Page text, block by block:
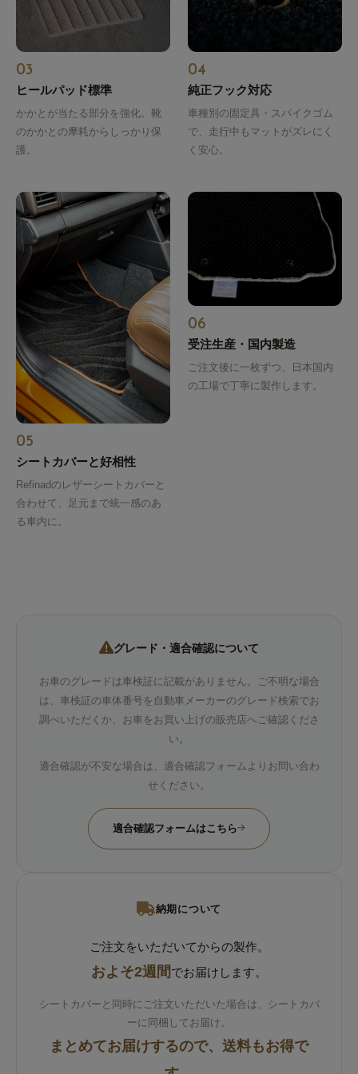
03
ヒールパッド標準
かかとが当たる部分を強化。靴
のかかとの摩耗からしっかり保
護。
04
純正フック対応
車種別の固定具・スパイクゴム
で、走行中もマットがズレにく
く安心。
05
シートカバーと好相性
Refinadのレザーシートカバーと
合わせて、足元まで統一感のあ
る車内に。
06
受注生産・国内製造
ご注文後に一枚ずつ、日本国内
の工場で丁寧に製作します。
グレード・適合確認について
お車のグレードは車検証に記載がありません。ご不明な場合
は、車検証の車体番号を自動車メーカーのグレード検索でお
調べいただくか、お車をお買い上げの販売店へご確認くださ
い。
適合確認が不安な場合は、適合確認フォームよりお問い合わ
せください。
適合確認フォームはこちら
納期について
ご注文をいただいてからの製作。
およそ2週間でお届けします。
シートカバーと同時にご注文いただいた場合は、シートカバ
ーに同梱してお届け。
まとめてお届けするので、送料もお得で